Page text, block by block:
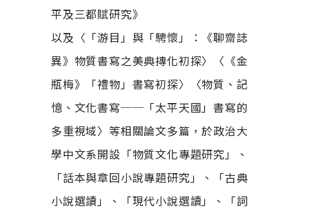
平及三都賦研究》
以及〈「游目」與「騁懷」：《聊齋誌
異》物質書寫之美典摶化初探〉
〈《金
瓶梅》「禮物」書寫初探〉〈物質、記
憶、文化書寫──「太平天國」書寫的
多重視域〉等相關論文多篇，於政治大
學中文系開設「物質文化專題研究」、
「話本與章回小說專題研究」、「古典
小說選讀」、「現代小說選讀」、「詞